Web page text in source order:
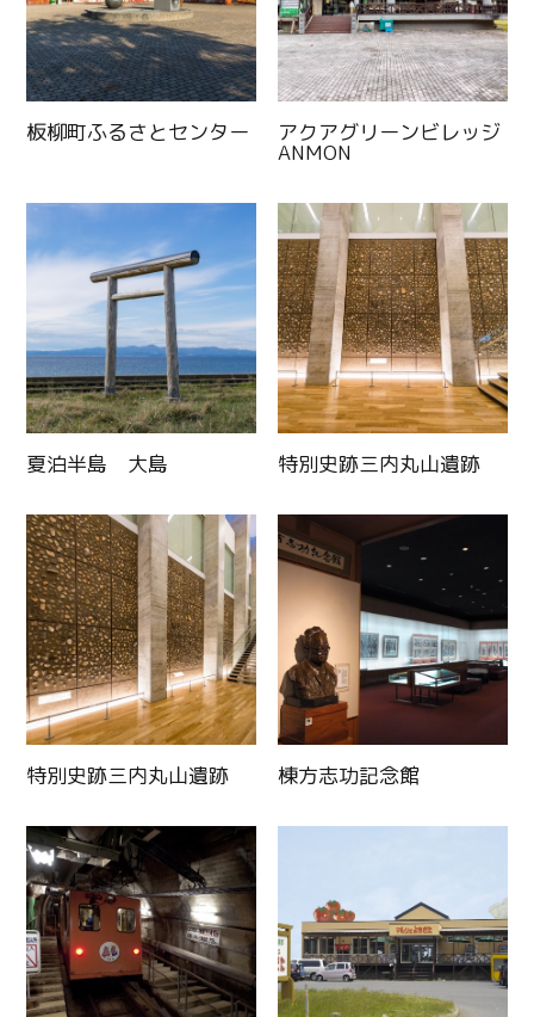
板柳町ふるさとセンター アクアグリーンビレッジ
ANMON
夏泊半島 大島 特別史跡三内丸山遺跡
特別史跡三内丸山遺跡 棟方志功記念館